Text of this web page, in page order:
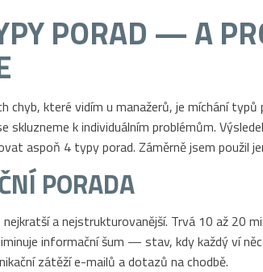
PORAD — A
chyb, které vidím u manažerů, je míchání
skluzneme k individuálním problémům.
aspoň 4 typy porad. Záměrně jsem použil
PORADA
a nejstrukturovanější. Trvá 10 až 20
informační šum — stav, kdy každý ví
zátěží e-mailů a dotazů na chodbě.